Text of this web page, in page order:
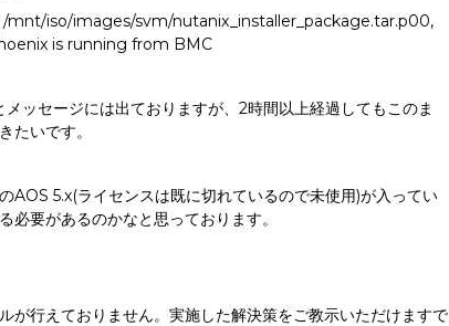
mnt/iso/images/svm/nutanix_installer_package.tar.p00,
is running from BMC
ッセージには出ておりますが、2時間以上経過してもこのま
たいです。
AOS 5.x(ライセンスは既に切れているので未使用)が入ってい
必要があるのかなと思っております。
が行えておりません。実施した解決策をご教示いただけますで